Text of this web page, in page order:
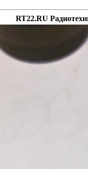
RT22.RU